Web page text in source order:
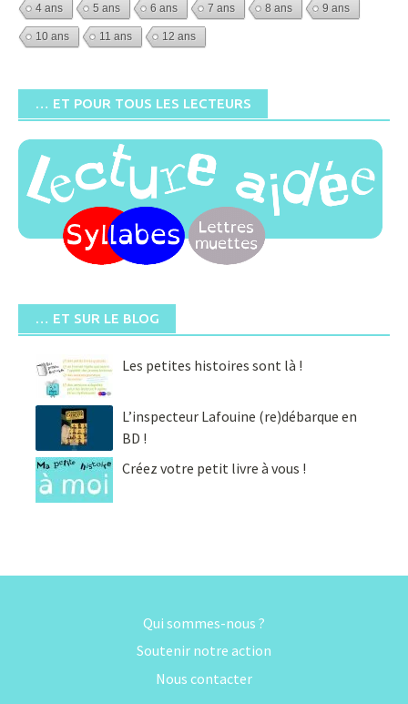
4 ans 5 ans 6 ans 7 ans 8 ans 9 ans
10 ans 11 ans 12 ans
… ET POUR TOUS LES LECTEURS
… ET SUR LE BLOG
Les petites histoires sont là !
L’inspecteur Lafouine (re)débarque en
BD !
Créez votre petit livre à vous !
Qui sommes-nous ?
Soutenir notre action
Nous contacter